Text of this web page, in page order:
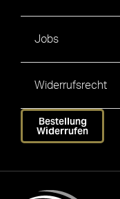
Jobs
Widerrufsrecht
Bestellung
Widerrufen